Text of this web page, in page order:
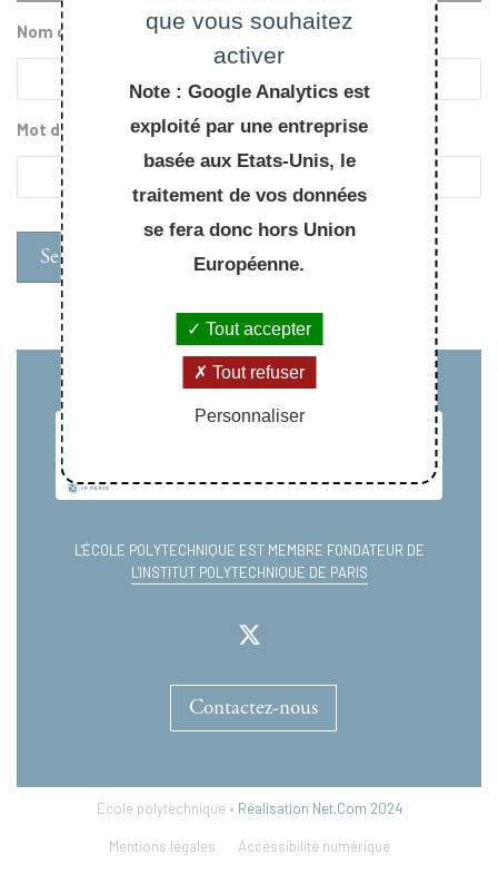
Nom d'utilisateur
Mot de passe
L'ÉCOLE POLYTECHNIQUE EST MEMBRE FONDATEUR DE
L'INSTITUT POLYTECHNIQUE DE PARIS
Contactez-nous
École polytechnique • Réalisation Net.Com 2024
Mentions légales Accessibilité numérique
que vous souhaitez
activer
Note : Google Analytics est
exploité par une entreprise
basée aux Etats-Unis, le
traitement de vos données
se fera donc hors Union
Européenne.
Tout accepter
Tout refuser
Personnaliser